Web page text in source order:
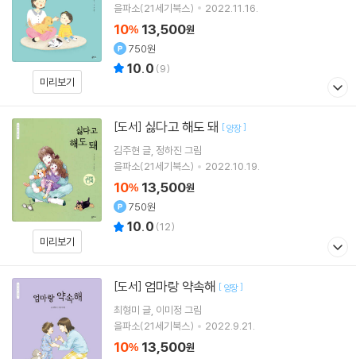
미리보기
을파소(21세기북스)
2022.11.16.
10% 13,500원
750원
10.0 (9)
미리보기
[도서] 싫다고 해도 돼 [양장]
김주현 글 정하진 그림
을파소(21세기북스)
2022.10.19.
10% 13,500원
750원
10.0 (12)
[도서] 엄마랑 약속해 [ 양장]
최형미 글 이미정 그림
을파소(21세기북스)
2022.9.21.
10% 13,500원